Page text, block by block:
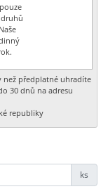
než předplatné uhradíte
30 dnů na adresu
republiky
ks